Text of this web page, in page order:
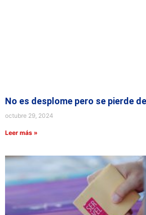
No es desplome pero se pierde
octubre 29, 2024
Leer más »